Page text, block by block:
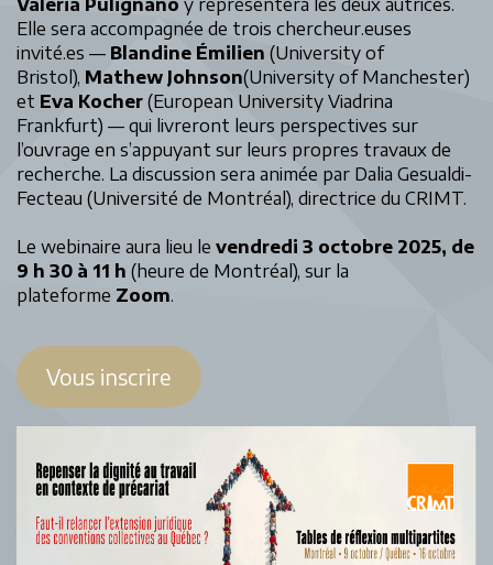
Valeria Pulignano y représentera les deux autrices.
Elle sera accompagnée de trois chercheur.euses
invité.es — Blandine Émilien (University of
Bristol), Mathew Johnson(University of Manchester)
et Eva Kocher (European University Viadrina
Frankfurt) — qui livreront leurs perspectives sur
l’ouvrage en s’appuyant sur leurs propres travaux de
recherche. La discussion sera animée par Dalia Gesualdi-
Fecteau (Université de Montréal), directrice du CRIMT.
Le webinaire aura lieu le vendredi 3 octobre 2025, de
9 h 30 à 11 h (heure de Montréal), sur la
plateforme Zoom.
Vous inscrire